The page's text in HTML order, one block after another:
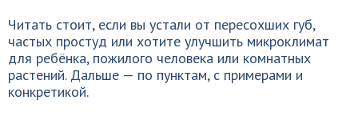
Читать стоит, если вы устали от пересохших губ,
частых простуд или хотите улучшить микроклимат
для ребёнка, пожилого человека или комнатных
растений. Дальше — по пунктам, с примерами и
конкретикой.